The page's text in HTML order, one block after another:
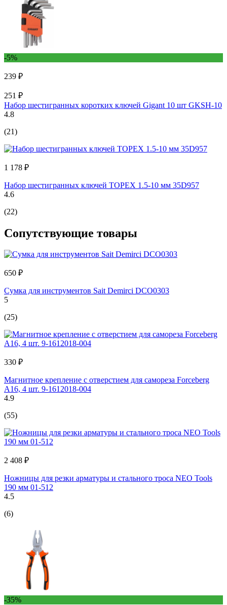
-5%
239 ₽
251 ₽
Набор шестигранных коротких ключей Gigant 10 шт GKSH-10
4.8
(21)
1 178 ₽
Набор шестигранных ключей TOPEX 1.5-10 мм 35D957
4.6
(22)
Сопутствующие товары
650 ₽
Сумка для инструментов Sait Demirci DCO0303
5
(25)
330 ₽
Магнитное крепление с отверстием для самореза Forceberg
A16, 4 шт. 9-1612018-004
4.9
(55)
2 408 ₽
Ножницы для резки арматуры и стального троса NEO Tools
190 мм 01-512
4.5
(6)
-35%